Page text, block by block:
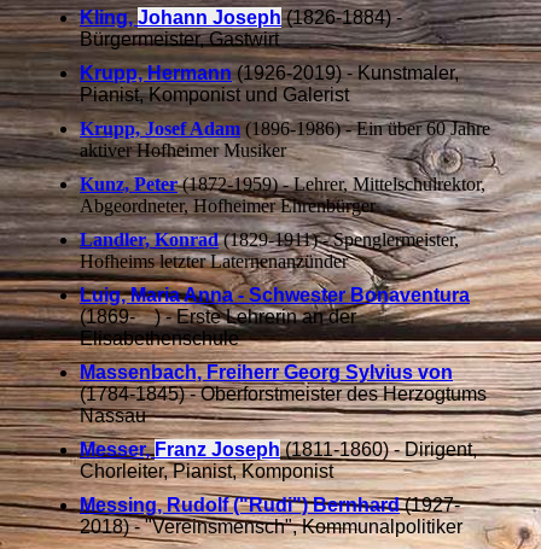
Kling,Johann Joseph(1826-1884) -
Bürgermeister, Gastwirt
Krupp, Hermann(1926-2019) - Kunstmaler,
Pianist, Komponist und Galerist
Krupp, Josef Adam (1896-1986) - Ein über 60 Jahre
aktiver Hofheimer Musiker
Kunz, Peter(1872-1959) - Lehrer, Mittelschulrektor,
Abgeordneter, Hofheimer Ehrenbürger
Landler, Konrad(1829-1911) - Spenglermeister,
Hofheims letzter Laternenanzünder
Luig, Maria Anna - Schwester Bonaventura
(1869- ) - Erste Lehrerin an der
Elisabethenschule
Massenbach, Freiherr Georg Sylvius von
(1784-1845) - Oberforstmeister des Herzogtums
Nassau
Messer,Franz Joseph(1811-1860) - Dirigent,
Chorleiter, Pianist, Komponist
Messing, Rudolf ("Rudi") Bernhard(1927-
2018) - "Vereinsmensch", Kommunalpolitiker